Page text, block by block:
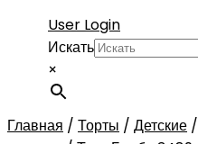
User Login
Искать
×
Главная / Торты / Детские /